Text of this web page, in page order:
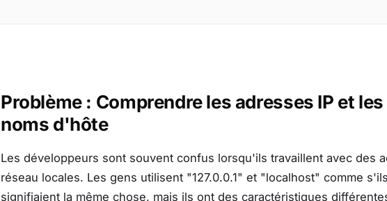
Problème : Comprendre les adresses IP et les
noms d'hôte
Les développeurs sont souvent confus lorsqu'ils travaillent avec des
réseau locales. Les gens utilisent "127.0.0.1" et "localhost" comme s'ils
signifiaient la même chose, mais ils ont des caractéristiques